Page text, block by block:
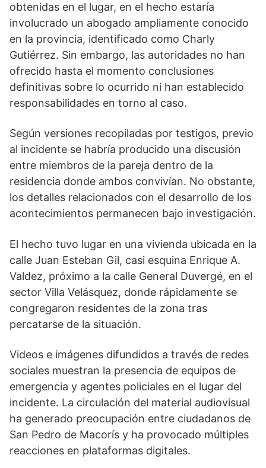
obtenidas en el lugar, en el hecho estaría
involucrado un abogado ampliamente conocido
en la provincia, identificado como Charly
Gutiérrez. Sin embargo, las autoridades no han
ofrecido hasta el momento conclusiones
definitivas sobre lo ocurrido ni han establecido
responsabilidades en torno al caso.
Según versiones recopiladas por testigos, previo
al incidente se habría producido una discusión
entre miembros de la pareja dentro de la
residencia donde ambos convivían. No obstante,
los detalles relacionados con el desarrollo de los
acontecimientos permanecen bajo investigación.
El hecho tuvo lugar en una vivienda ubicada en la
calle Juan Esteban Gil, casi esquina Enrique A.
Valdez, próximo a la calle General Duvergé, en el
sector Villa Velásquez, donde rápidamente se
congregaron residentes de la zona tras
percatarse de la situación.
Videos e imágenes difundidos a través de redes
sociales muestran la presencia de equipos de
emergencia y agentes policiales en el lugar del
incidente. La circulación del material audiovisual
ha generado preocupación entre ciudadanos de
San Pedro de Macorís y ha provocado múltiples
reacciones en plataformas digitales.